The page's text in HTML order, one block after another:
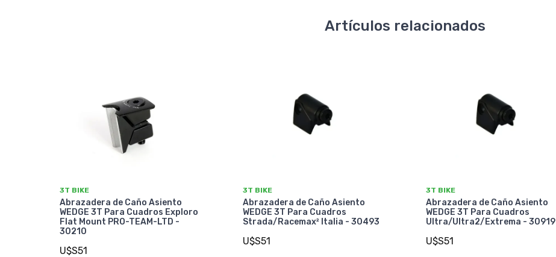
Artículos relacionados
3T BIKE
Abrazadera de Caño Asiento
WEDGE 3T Para Cuadros Exploro
Flat Mount PRO-TEAM-LTD -
30210
U$S51
3T BIKE
Abrazadera de Caño Asiento
WEDGE 3T Para Cuadros
Strada/Racemax² Italia - 30493
U$S51
3T BIKE
Abrazadera de Caño Asiento
WEDGE 3T Para Cuadros
Ultra/Ultra2/Extrema - 30919
U$S51